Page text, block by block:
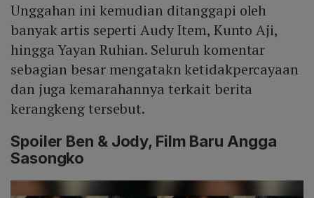
Unggahan ini kemudian ditanggapi oleh
banyak artis seperti Audy Item, Kunto Aji,
hingga Yayan Ruhian. Seluruh komentar
sebagian besar mengatakn ketidakpercayaan
dan juga kemarahannya terkait berita
kerangkeng tersebut.
Spoiler Ben & Jody, Film Baru Angga
Sasongko